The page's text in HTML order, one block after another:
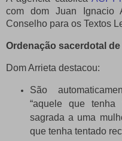
com dom Juan Ignacio
Conselho para os Textos
Ordenação sacerdotal
Dom Arrieta destacou:
São
“aquele que
sagrada a uma
que tenha tentado